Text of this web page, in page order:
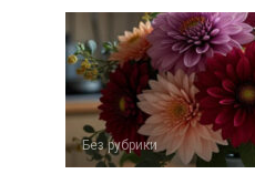
Без рубрики